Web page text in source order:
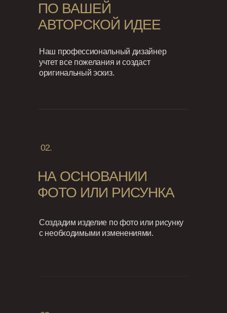
Наш профессиональный дизайнер
учтет все пожелания и создаст
оригинальный эскиз.
ПО ВАШЕЙ
АВТОРСКОЙ ИДЕЕ
Создадим изделие по фото или рисунку
с необходимыми изменениями.
НА ОСНОВАНИИ
ФОТО ИЛИ РИСУНКА
02.